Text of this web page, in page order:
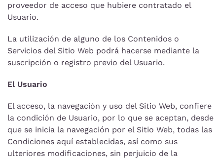
proveedor de acceso que hubiere contratado el
Usuario.
La utilización de alguno de los Contenidos o
Servicios del Sitio Web podrá hacerse mediante la
suscripción o registro previo del Usuario.
El Usuario
El acceso, la navegación y uso del Sitio Web, confiere
la condición de Usuario, por lo que se aceptan, desde
que se inicia la navegación por el Sitio Web, todas las
Condiciones aquí establecidas, así como sus
ulteriores modificaciones, sin perjuicio de la